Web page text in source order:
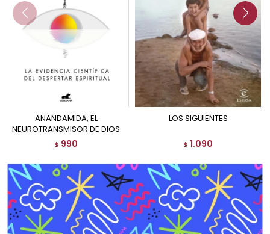
ANANDAMIDA, EL
NEUROTRANSMISOR DE DIOS
$ 990
LOS SIGUIENTES
$ 1.090